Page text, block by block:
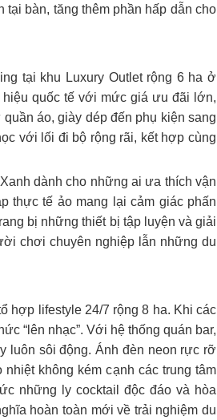
bàn, tăng thêm phần hấp dẫn cho
tại khu Luxury Outlet rộng 6 ha ở
quốc tế với mức giá ưu đãi lớn,
áo, giày dép đến phụ kiện sang
với lối đi bộ rộng rãi, kết hợp cùng
dành cho những ai ưa thích vận
thực tế ảo mang lại cảm giác phấn
bị những thiết bị tập luyện và giải
chơi chuyên nghiệp lẫn những du
hợp lifestyle 24/7 rộng 8 ha. Khi các
“lên nhạc”. Với hệ thống quán bar,
luôn sôi động. Ánh đèn neon rực rỡ
không kém cạnh các trung tâm
những ly cocktail độc đáo và hòa
hoàn toàn mới về trải nghiệm du